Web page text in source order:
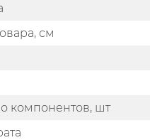
см
компонентов, шт